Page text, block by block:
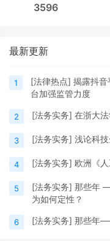
3596
最新更新
1 [法律热点] 揭露抖音
台加强监管力度
2 [法务实务] 在浙大
3 [法务实务] 浅论科
4 [法务实务] 欧洲《
5 [法务实务] 那些年
为如何定性？
6 [法务实务] 那些年